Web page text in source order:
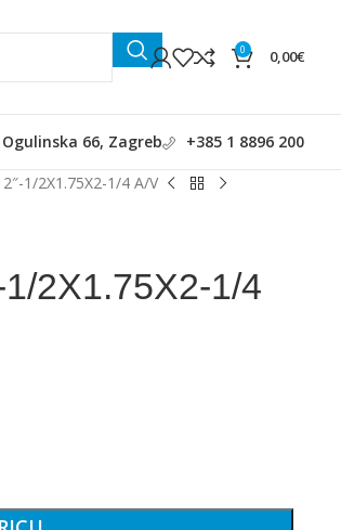
0 0,00€
Ogulinska 66, Zagreb +385 1 8896 200
1/2X1.75X2-1/4 A/V
1/2X1.75X2-1/4